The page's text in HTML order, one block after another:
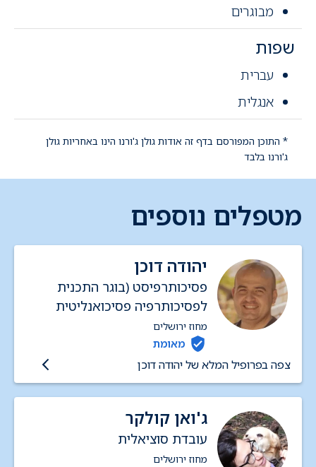
מבוגרים
שפות
עברית
אנגלית
* התוכן המפורסם בדף זה אודות גולן ג'ורנו הינו באחריות גולן
ג'ורנו בלבד
מטפלים נוספים
יהודה דוכן
פסיכותרפיסט (בוגר התכנית
לפסיכותרפיה פסיכואנליטית
במכון הפסיכואנליטי בירושלים)
ועובד סוציאלי קליני. במסגרת
הציבורית עובד ביחידה לטיפול
בטראומה מינית.
מחוז ירושלים
מאומת
צפה בפרופיל המלא של יהודה דוכן
ג'ואן קולקר
עובדת סוציאלית
מחוז ירושלים